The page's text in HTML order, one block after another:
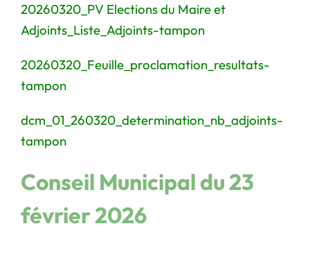
20260320_PV Elections du Maire et
Adjoints_Liste_Adjoints-tampon
20260320_Feuille_proclamation_resultats-
tampon
dcm_01_260320_determination_nb_adjoints-
tampon
Conseil Municipal du 23
février 2026